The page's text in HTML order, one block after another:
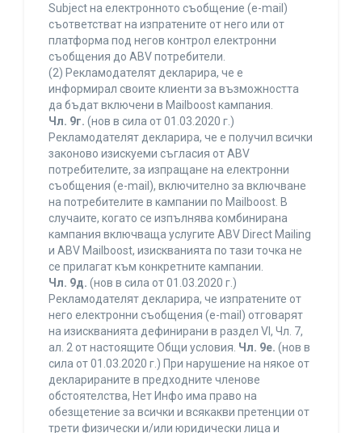
Subject на електронното съобщение (e-mail)
съответстват на изпратените от него или от
платформа под негов контрол електронни
съобщения до ABV потребители.
(2) Рекламодателят декларира, че е
информирал своите клиенти за възможността
да бъдат включени в Mailboost кампания.
Чл. 9г. (нов в сила от 01.03.2020 г.)
Рекламодателят декларира, че е получил всички
законово изискуеми съгласия от ABV
потребителите, за изпращане на електронни
съобщения (e-mail), включително за включване
на потребителите в кампании по Mailboost. В
случаите, когато се изпълнява комбинирана
кампания включваща услугите ABV Direct Mailing
и ABV Mailboost, изискванията по тази точка не
се прилагат към конкретните кампании.
Чл. 9д. (нов в сила от 01.03.2020 г.)
Рекламодателят декларира, че изпратените от
него електронни съобщения (e-mail) отговарят
на изискванията дефинирани в раздел VI, Чл. 7,
ал. 2 от настоящите Общи условия. Чл. 9е. (нов в
сила от 01.03.2020 г.) При нарушение на някое от
декларираните в предходните членове
обстоятелства, Нет Инфо има право на
обезщетение за всички и всякакви претенции от
трети физически и/или юридически лица и